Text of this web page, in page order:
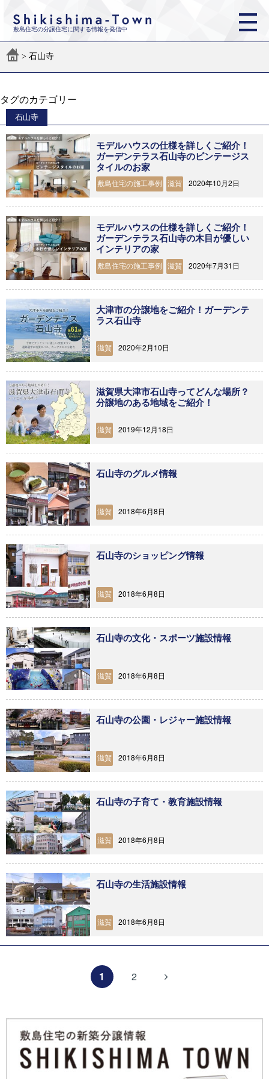
敷島住宅の分譲住宅に関する情報を発信中
> 石山寺
タグのカテゴリー
石山寺
モデルハウスの仕様を詳しくご紹介！
ガーデンテラス石山寺のビンテージス
タイルのお家
敷島住宅の施工事例 滋賀 2020年10月2日
モデルハウスの仕様を詳しくご紹介！
ガーデンテラス石山寺の木目が優しい
インテリアの家
敷島住宅の施工事例 滋賀 2020年7月31日
大津市の分譲地をご紹介！ガーデンテ
ラス石山寺
滋賀 2020年2月10日
滋賀県大津市石山寺ってどんな場所？
分譲地のある地域をご紹介！
滋賀 2019年12月18日
石山寺のグルメ情報
滋賀 2018年6月8日
石山寺のショッピング情報
滋賀 2018年6月8日
石山寺の文化・スポーツ施設情報
滋賀 2018年6月8日
石山寺の公園・レジャー施設情報
滋賀 2018年6月8日
石山寺の子育て・教育施設情報
滋賀 2018年6月8日
石山寺の生活施設情報
滋賀 2018年6月8日
1 2